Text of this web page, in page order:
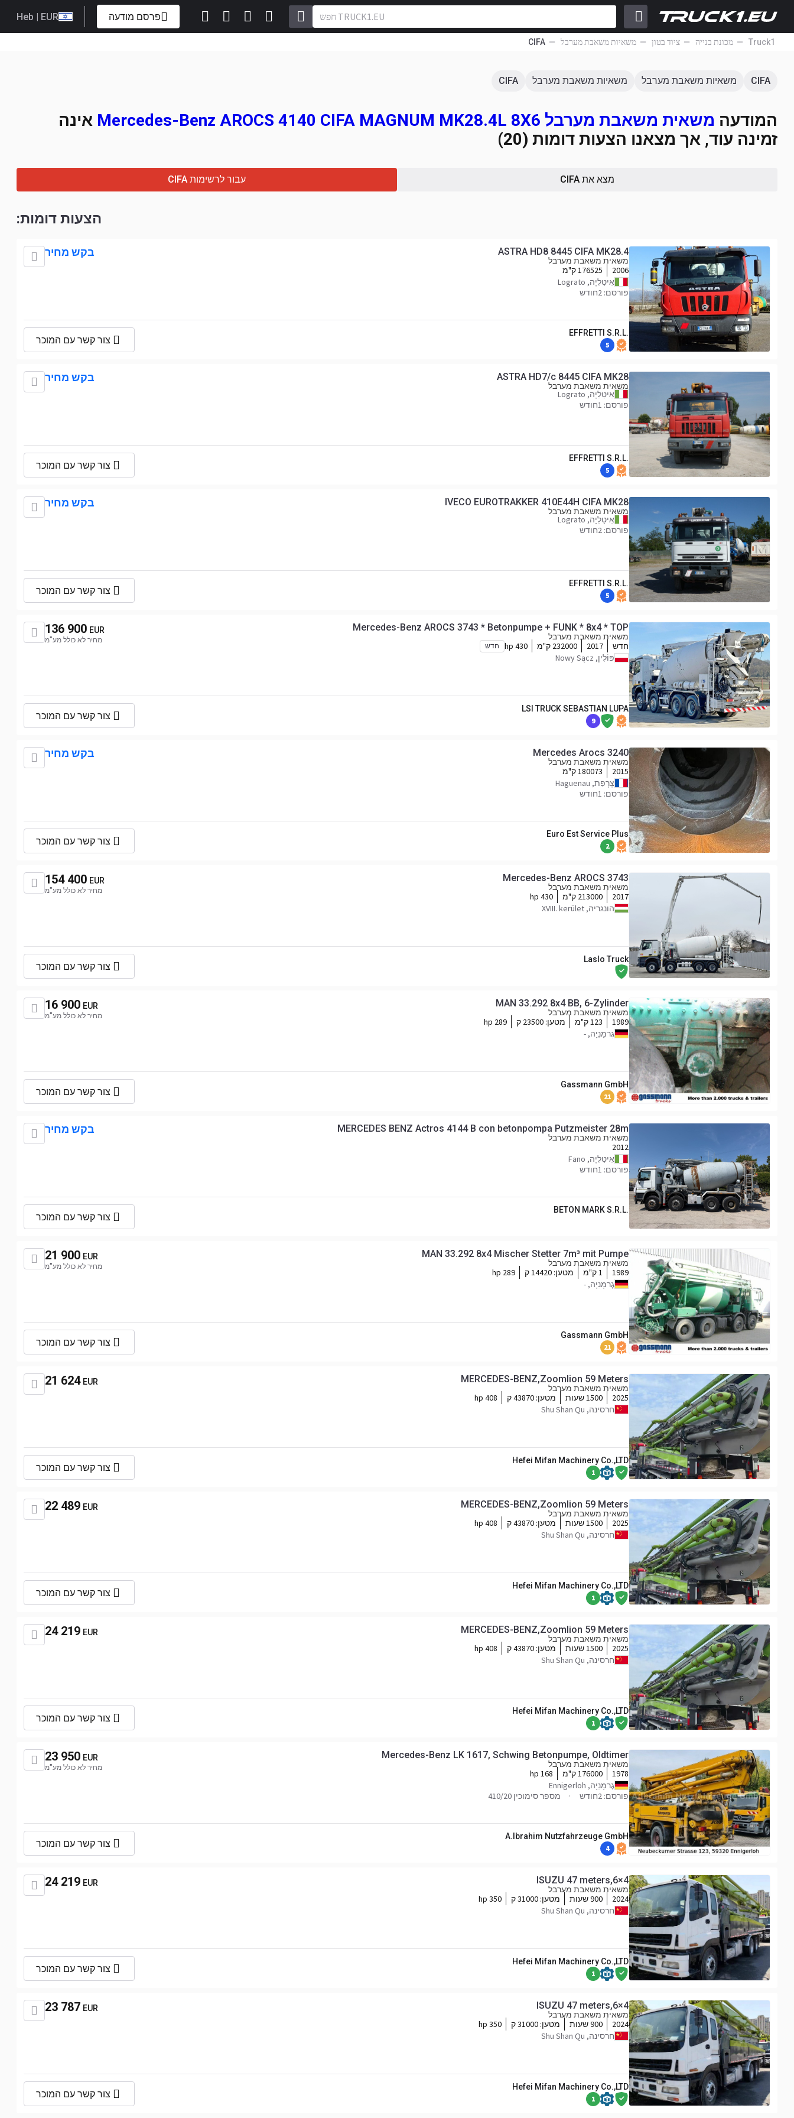
פרסם מודעה Heb | EUR
Truck1 מכונת בנייה ציוד בטון משאיות משאבת מערבל CIFA
CIFA משאיות משאבת מערבל משאיות משאבת מערבל CIFA
המודעה משאית משאבת מערבל Mercedes-Benz AROCS 4140 CIFA MAGNUM MK28.4L 8X6
אינה
זמינה עוד, אך מצאנו הצעות דומות (20)
מצא את CIFA עבור לרשימות CIFA
הצעות דומות:
ASTRA HD8 8445 CIFA MK28.4
משאית משאבת מערבל
2006
176525 ק"מ
אִיטַלִיָה, Lograto
פורסם: 2חודש
בקש מחיר
EFFRETTI S.R.L.
5 צור קשר עם המוכר
ASTRA HD7/c 8445 CIFA MK28
משאית משאבת מערבל
אִיטַלִיָה, Lograto
פורסם: 1חודש
בקש מחיר
EFFRETTI S.R.L.
5 צור קשר עם המוכר
IVECO EUROTRAKKER 410E44H CIFA MK28
משאית משאבת מערבל
אִיטַלִיָה, Lograto
פורסם: 2חודש
בקש מחיר
EFFRETTI S.R.L.
5 צור קשר עם המוכר
Mercedes-Benz AROCS 3743 * Betonpumpe + FUNK * 8x4 * TOP
משאית משאבת מערבל
חדש
2017 232000 ק"מ 430 hp חדש
פּוֹלִין, Nowy Sącz
136 900 EUR
מחיר לא כולל מע"מ
LSI TRUCK SEBASTIAN LUPA
9 צור קשר עם המוכר
Mercedes Arocs 3240
משאית משאבת מערבל
2015
180073 ק"מ
צָרְפַת, Haguenau
פורסם: 1חודש
בקש מחיר
Euro Est Service Plus
2 צור קשר עם המוכר
Mercedes-Benz AROCS 3743
משאית משאבת מערבל
2017
213000 ק"מ
430 hp
הונגריה, XVIII. kerület
154 400 EUR
מחיר לא כולל מע"מ
Laslo Truck
צור קשר עם המוכר
MAN 33.292 8x4 BB, 6-Zylinder
משאית משאבת מערבל
1989
123 ק"מ מטען: 23500 ק
289 hp
גֶרמָנִיָה, -
16 900 EUR
מחיר לא כולל מע"מ
Gassmann GmbH
21 צור קשר עם המוכר
MERCEDES BENZ Actros 4144 B con betonpompa Putzmeister 28m
משאית משאבת מערבל
2012
אִיטַלִיָה, Fano
פורסם: 1חודש
בקש מחיר
BETON MARK S.R.L.
צור קשר עם המוכר
MAN 33.292 8x4 Mischer Stetter 7m³ mit Pumpe
משאית משאבת מערבל
1989
1 ק"מ מטען: 14420 ק
289 hp
גֶרמָנִיָה, -
21 900 EUR
מחיר לא כולל מע"מ
Gassmann GmbH
21 צור קשר עם המוכר
MERCEDES-BENZ,Zoomlion 59 Meters
משאית משאבת מערבל
2025
1500 שעות מטען: 43870 ק
408 hp
חרסינה, Shu Shan Qu
21 624 EUR
Hefei Mifan Machinery Co.,LTD
1 צור קשר עם המוכר
MERCEDES-BENZ,Zoomlion 59 Meters
משאית משאבת מערבל
2025
1500 שעות מטען: 43870 ק
408 hp
חרסינה, Shu Shan Qu
22 489 EUR
Hefei Mifan Machinery Co.,LTD
1 צור קשר עם המוכר
MERCEDES-BENZ,Zoomlion 59 Meters
משאית משאבת מערבל
2025
1500 שעות מטען: 43870 ק
408 hp
חרסינה, Shu Shan Qu
24 219 EUR
Hefei Mifan Machinery Co.,LTD
1 צור קשר עם המוכר
Mercedes-Benz LK 1617, Schwing Betonpumpe, Oldtimer
משאית משאבת מערבל
1978
176000 ק"מ
168 hp
גֶרמָנִיָה, Ennigerloh
פורסם: 2חודש
מספר סימוכין 410/20
23 950 EUR
מחיר לא כולל מע"מ
A.Ibrahim Nutzfahrzeuge GmbH
4 צור קשר עם המוכר
ISUZU 47 meters,6×4
משאית משאבת מערבל
2024
900 שעות מטען: 31000 ק
350 hp
חרסינה, Shu Shan Qu
24 219 EUR
Hefei Mifan Machinery Co.,LTD
1 צור קשר עם המוכר
ISUZU 47 meters,6×4
משאית משאבת מערבל
2024
900 שעות מטען: 31000 ק
350 hp
חרסינה, Shu Shan Qu
23 787 EUR
Hefei Mifan Machinery Co.,LTD
1 צור קשר עם המוכר